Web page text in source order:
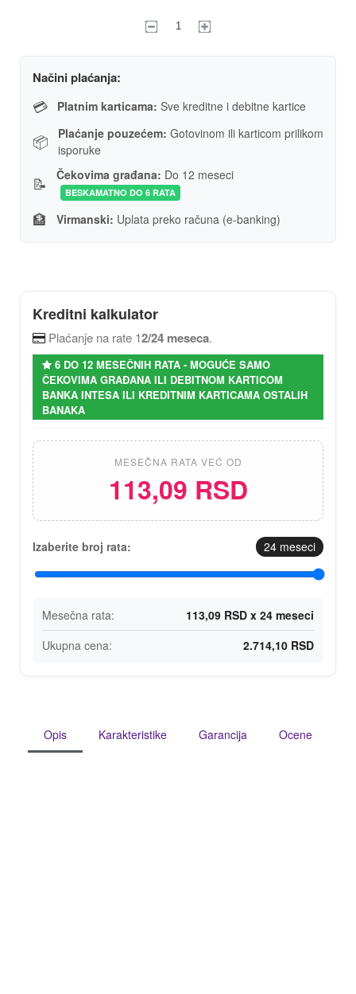
Načini plaćanja:
💳 Platnim karticama: Sve kreditne i debitne kartice
📦 Plaćanje pouzećem: Gotovinom ili karticom prilikom
isporuke
📝 Čekovima građana: Do 12 meseci
BESKAMATNO DO 6 RATA
🏦 Virmanski: Uplata preko računa (e-banking)
Kreditni kalkulator
Plaćanje na rate 12/24 meseca.
6 DO 12 MESEČNIH RATA - MOGUĆE SAMO
ČEKOVIMA GRAĐANA ILI DEBITNOM KARTICOM
BANKA INTESA ILI KREDITNIM KARTICAMA OSTALIH
BANAKA
MESEČNA RATA VEĆ OD
113,09 RSD
Izaberite broj rata: 24 meseci
Mesečna rata:
113,09 RSD x 24 meseci
Ukupna cena:
2.714,10 RSD
Opis Karakteristike Garancija Ocene